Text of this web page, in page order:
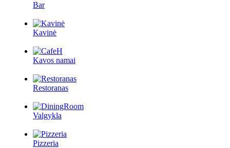
Bar
Kavinė
Kavos namai
Restoranas
Valgykla
Pizzeria